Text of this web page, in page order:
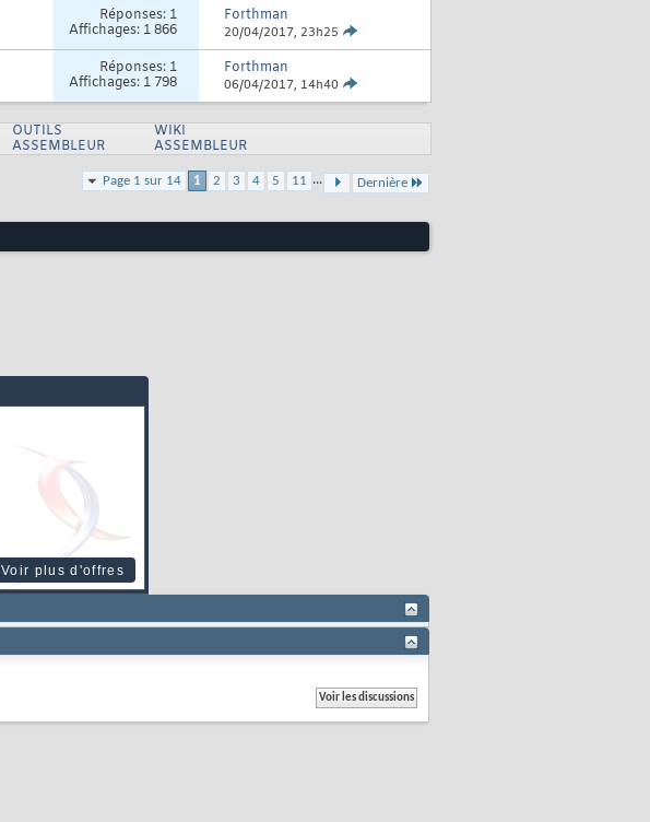
Réponses: 1
Affichages: 1 866
Forthman
20/04/2017, 23h25
Réponses: 1
Affichages: 1 798
Forthman
06/04/2017, 14h40
OUTILS
ASSEMBLEUR
WIKI
ASSEMBLEUR
Page 1 sur 14 1 2 3 4 5 11 ... Dernière
Voir plus d'offres